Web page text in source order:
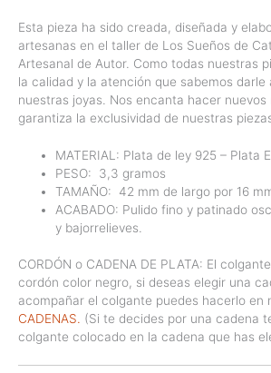
Esta pieza ha sido creada, diseñada y
artesanas en el taller de Los Sueños de
Artesanal de Autor. Como todas nuestras
la calidad y la atención que sabemos darle
nuestras joyas. Nos encanta hacer nuevos
garantiza la exclusividad de nuestras
MATERIAL: Plata de ley 925 – Plata
PESO:
3,3 gramos
TAMAÑO:
42 mm de largo por 16
ACABADO: Pulido fino y patinado
y bajorrelieves.
CORDÓN o CADENA DE PLATA: El
cordón color negro, si deseas elegir una
acompañar el colgante puedes hacerlo en
CADENAS. (Si te decides por una cadena
colgante colocado en la cadena que has